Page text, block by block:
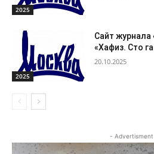
2025
2025
Сайт журнала
«Хафиз. Сто
20.10.2025
-